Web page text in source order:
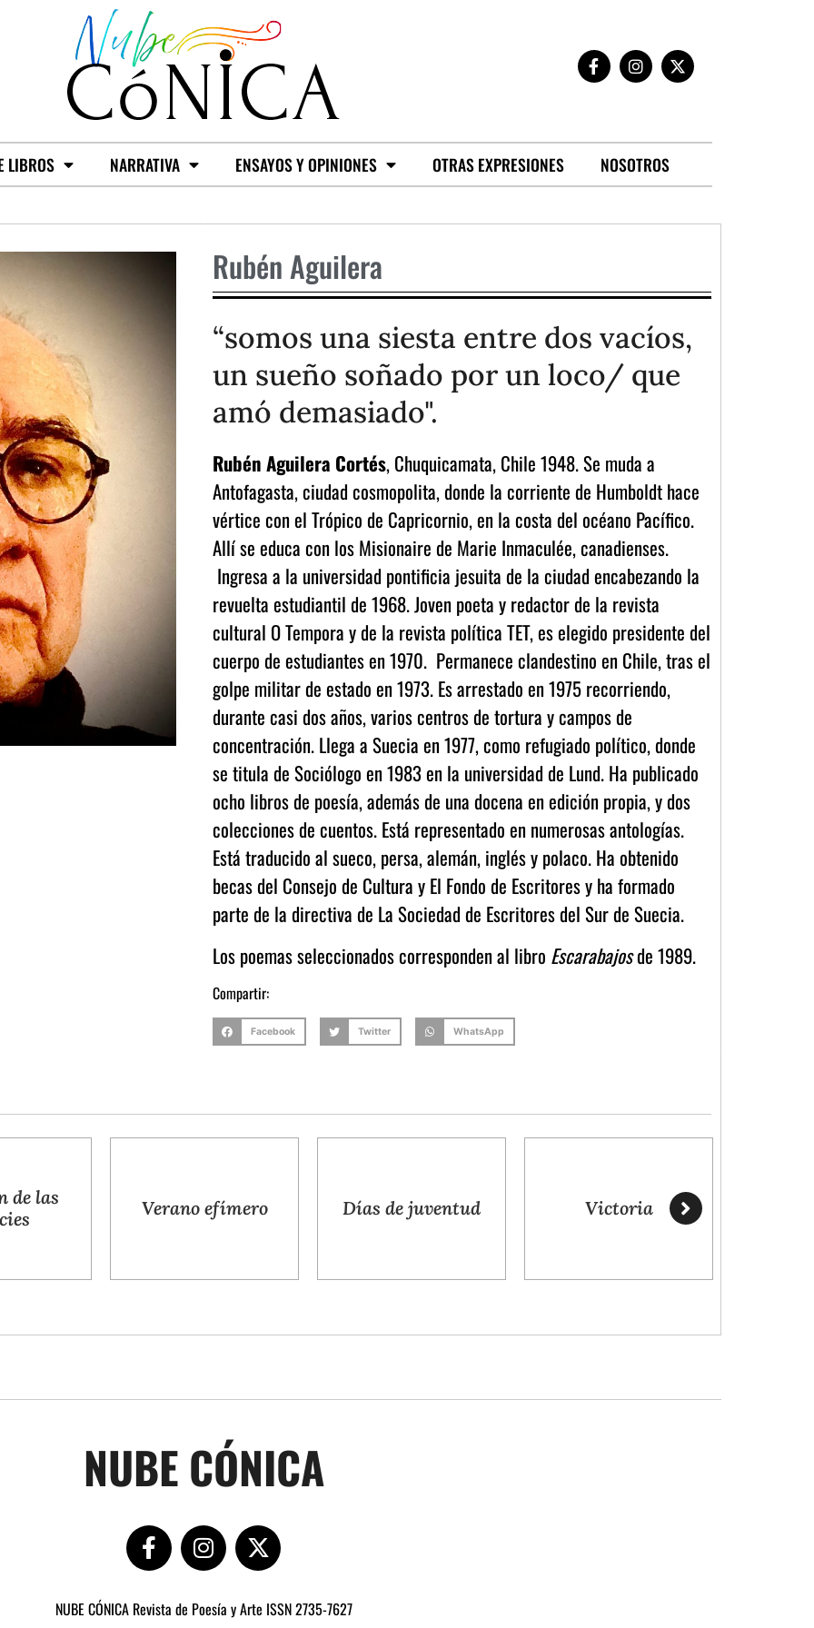
LIBROS NARRATIVA ENSAYOS Y OPINIONES OTRAS EXPRESIONES NOSOTROS
Rubén Aguilera
“somos una siesta entre dos vacíos,
un sueño soñado por un loco/ que
amó demasiado".
Rubén Aguilera Cortés, Chuquicamata, Chile 1948. Se muda a
Antofagasta, ciudad cosmopolita, donde la corriente de Humboldt hace
vértice con el Trópico de Capricornio, en la costa del océano Pacífico.
Allí se educa con los Misionaire de Marie Inmaculée, canadienses.
Ingresa a la universidad pontificia jesuita de la ciudad encabezando la
revuelta estudiantil de 1968. Joven poeta y redactor de la revista
cultural O Tempora y de la revista política TET, es elegido presidente del
cuerpo de estudiantes en 1970. Permanece clandestino en Chile, tras el
golpe militar de estado en 1973. Es arrestado en 1975 recorriendo,
durante casi dos años, varios centros de tortura y campos de
concentración. Llega a Suecia en 1977, como refugiado político, donde
se titula de Sociólogo en 1983 en la universidad de Lund. Ha publicado
ocho libros de poesía, además de una docena en edición propia, y dos
colecciones de cuentos. Está representado en numerosas antologías.
Está traducido al sueco, persa, alemán, inglés y polaco. Ha obtenido
becas del Consejo de Cultura y El Fondo de Escritores y ha formado
parte de la directiva de La Sociedad de Escritores del Sur de Suecia.
Los poemas seleccionados corresponden al libro Escarabajosde 1989.
Compartir:
Facebook Twitter WhatsApp
efímero Días de juventud Victoria Promesa
NUBE CÓNICA
NUBE CÓNICA Revista de Poesía y Arte ISSN 2735-7627